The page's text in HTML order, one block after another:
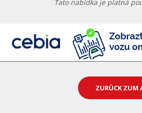
Tato nabídka je platná
ZURÜCK ZUM